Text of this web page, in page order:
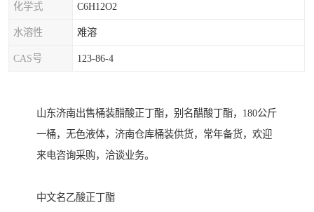
化学式 C6H12O2
水溶性 难溶
CAS号 123-86-4
山东济南出售桶装醋酸正丁酯，别名醋酸丁酯，180公斤
一桶，无色液体，济南仓库桶装供货，常年备货，欢迎
来电咨询采购，洽谈业务。
中文名乙酸正丁酯